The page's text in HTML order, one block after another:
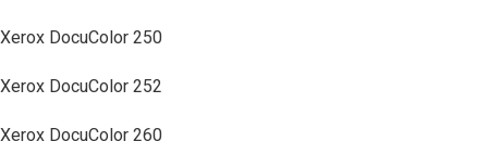
Xerox DocuColor 250
Xerox DocuColor 252
Xerox DocuColor 260